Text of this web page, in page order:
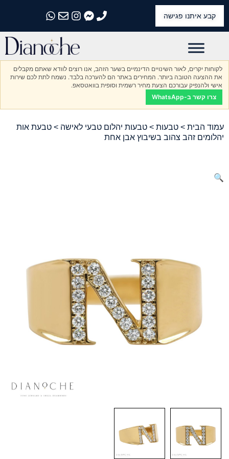
קבע איתנו פגישה
התקשרו אלינו
התקשרו אלינו
התקשרו אלינו
התקשרו אלינו
התקשרו אלינו
לקוחות יקרים, לאור השינויים הדינמיים בשער הזהב, אנו רוצים לוודא שאתם מקבלים
את ההצעה הטובה ביותר. המחירים באתר הם להערכה בלבד. נשמח לתת לכם שירות
אישי ולהנפיק עבורכם הצעת מחיר רשמית וסופית בוואטסאפ.
צרו קשר ב-WhatsApp
עמוד הבית > טבעות > טבעות יהלום טבעי לאישה > טבעת אות
יהלומים זהב צהוב בשיבוץ אבן אחת
🔍